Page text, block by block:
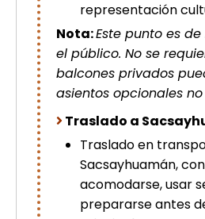
representación
Nota:Este punto es
el público. No se
balcones privados
asientos opcionales
Traslado a
Traslado en
Sacsayhuamán,
acomodarse, usar
prepararse antes